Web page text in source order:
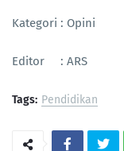
Kategori : Opini
Editor : ARS
Tags: Pendidikan